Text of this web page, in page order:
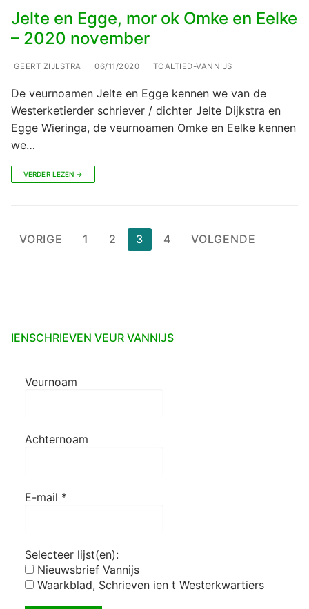
Jelte en Egge, mor ok Omke en Eelke
– 2020 november
GEERT ZIJLSTRA 06/11/2020 TOALTIED-VANNIJS
De veurnoamen Jelte en Egge kennen we van de
Westerketierder schriever / dichter Jelte Dijkstra en
Egge Wieringa, de veurnoamen Omke en Eelke kennen
we…
VERDER LEZEN →
Berichten
VORIGE 1 2 3 4 VOLGENDE
IENSCHRIEVEN VEUR VANNIJS
Veurnoam
Achternoam
E-mail *
Selecteer lijst(en):
Nieuwsbrief Vannijs
Waarkblad, Schrieven ien t Westerkwartiers